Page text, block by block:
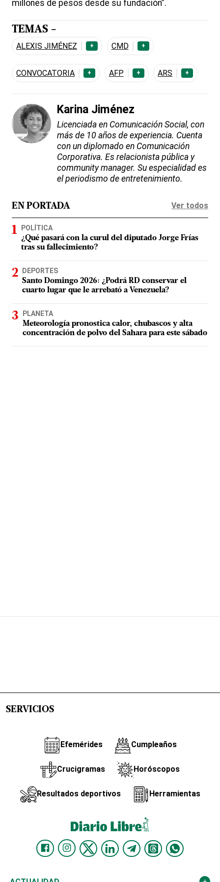
millones de pesos desde su fundación”.
TEMAS -
ALEXIS JIMÉNEZ + CMD +
CONVOCATORIA + AFP + ARS +
Karina Jiménez
Licenciada en Comunicación Social, con
más de 10 años de experiencia. Cuenta
con un diplomado en Comunicación
Corporativa. Es relacionista pública y
community manager. Su especialidad es
el periodismo de entretenimiento.
EN PORTADA Ver todos
POLÍTICA
¿Qué pasará con la curul del diputado Jorge Frías
tras su fallecimiento?
DEPORTES
Santo Domingo 2026: ¿Podrá RD conservar el
cuarto lugar que le arrebató a Venezuela?
PLANETA
Meteorología pronostica calor, chubascos y alta
concentración de polvo del Sahara para este sábado
SERVICIOS
Efemérides Cumpleaños
Crucigramas Horóscopos
Resultados deportivos Herramientas